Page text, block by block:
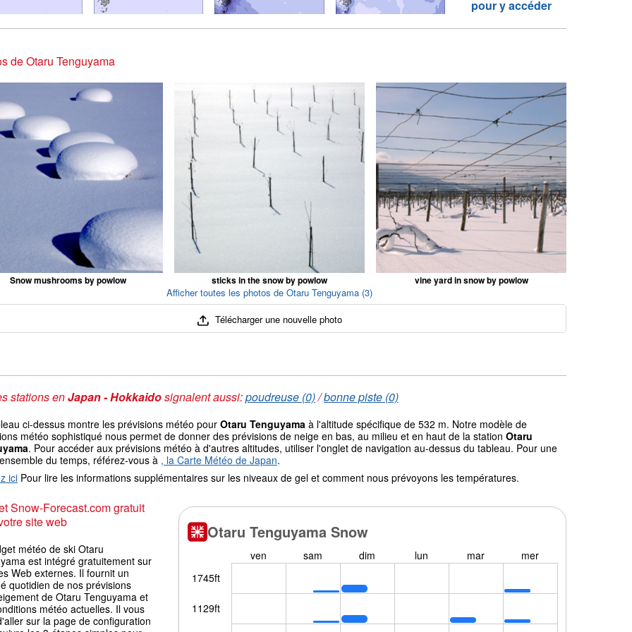
pour y accéder
de Otaru Tenguyama
Snow mushrooms by powlow sticks in the snow by powlow vine yard in snow by powlow
Afficher toutes les photos de Otaru Tenguyama (3)
Télécharger une nouvelle photo
stations enJapan - Hokkaidosignalent aussi:poudreuse (0)/bonne piste (0)
ci-dessus montre les prévisions météo pour Otaru Tenguyama à l'altitude spécifique de 532 m. Notre modèle de
météo sophistiqué nous permet de donner des prévisions de neige en bas, au milieu et en haut de la station Otaru
. Pour accéder aux prévisions météo à d'autres altitudes, utiliser l'onglet de navigation au-dessus du tableau. Pour une
du temps, référez-vous à , la Carte Météo de Japan.
ici Pour lire les informations supplémentaires sur les niveaux de gel et comment nous prévoyons les températures.
Snow-Forecast.com gratuit
site web
météo de ski Otaru
est intégré gratuitement sur
Web externes. Il fournit un
quotidien de nos prévisions
de Otaru Tenguyama et
météo actuelles. Il vous
sur la page de configuration